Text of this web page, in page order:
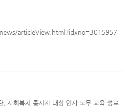
articleView.html?idxno=3015957
, 사회복지 종사자 대상 인사·노무 교육 성료